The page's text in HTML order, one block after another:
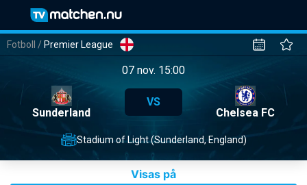
Fotboll / Premier League
07 nov. 15:00
Sunderland
VS
Chelsea FC
Stadium of Light (Sunderland, England)
Visas på